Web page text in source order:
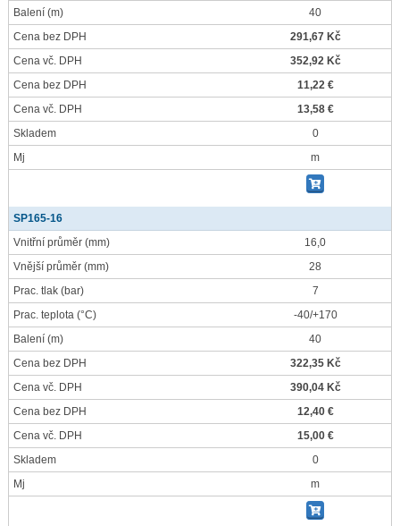
Balení (m)
40
Cena bez DPH
291,67 Kč
Cena vč. DPH
352,92 Kč
Cena bez DPH
11,22 €
Cena vč. DPH
13,58 €
Skladem
0
Mj
m
SP165-16
Vnitřní průměr (mm)
16,0
Vnější průměr (mm)
28
Prac. tlak (bar)
7
Prac. teplota (°C)
-40/+170
Balení (m)
40
Cena bez DPH
322,35 Kč
Cena vč. DPH
390,04 Kč
Cena bez DPH
12,40 €
Cena vč. DPH
15,00 €
Skladem
0
Mj
m